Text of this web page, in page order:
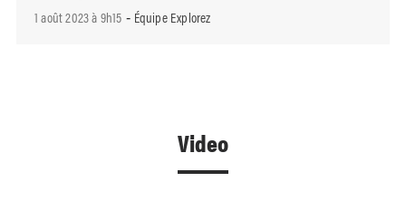
1 août 2023 à 9h15 - Équipe Explorez
Video